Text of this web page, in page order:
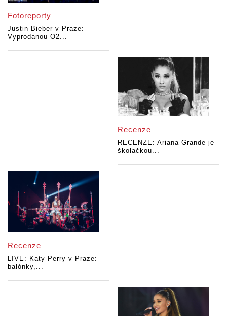
Fotoreporty
Justin Bieber v Praze:
Vyprodanou O2...
Recenze
RECENZE: Ariana Grande je
školačkou...
Recenze
LIVE: Katy Perry v Praze:
balónky,...